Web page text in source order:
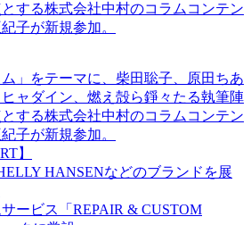
する株式会社中村のコラムコンテン
子が新規参加。
ム」をテーマに、柴田聡子、原田ちあ
ャダイン、燃え殻ら錚々たる執筆陣
する株式会社中村のコラムコンテン
子が新規参加。
】
HANSENなどのブランドを展
ービス「REPAIR & CUSTOM